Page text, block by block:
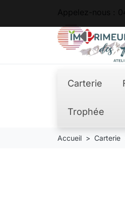
Carterie
Trophée
Accueil Carterie